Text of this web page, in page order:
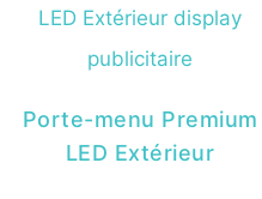
Porte-menu Premium
LED Extérieur